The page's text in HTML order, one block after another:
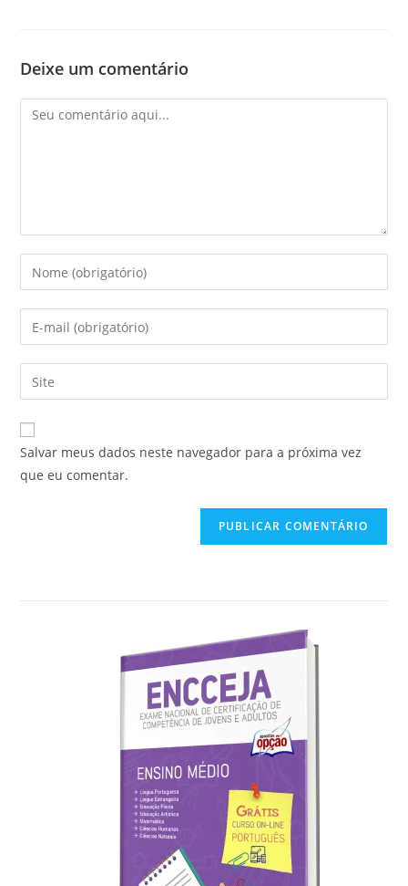
Deixe um comentário
Comentário
Digite
seu
nome
ou
de
usuário
para
comentar
Digite
seu
endereço
de
mail
para
comentar
Digite
o
URL
do
site
Salvar meus dados neste navegador para a próxima vez
que eu comentar.